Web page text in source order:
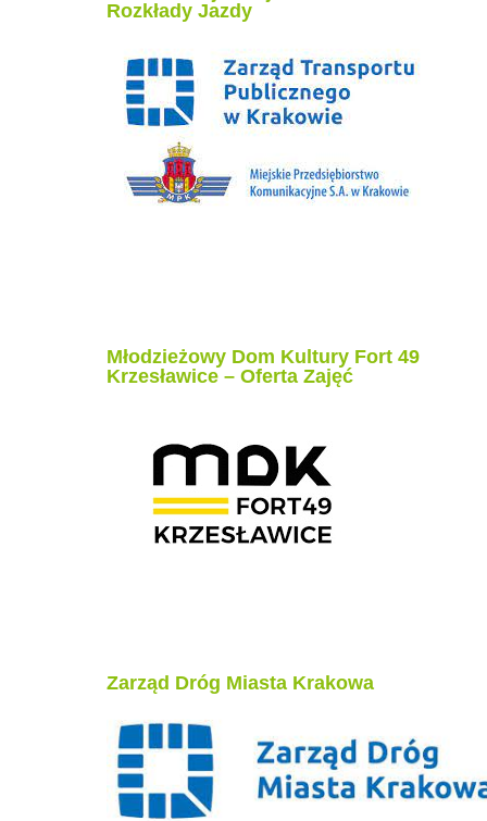
Rozkłady Jazdy
Młodzieżowy Dom Kultury Fort 49
Krzesławice – Oferta Zajęć
Zarząd Dróg Miasta Krakowa